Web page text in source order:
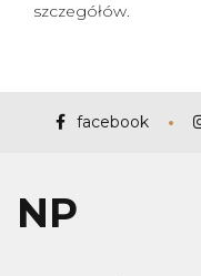
szczegółów.
facebook
NP